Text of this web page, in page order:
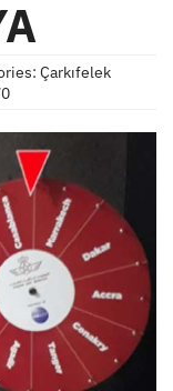
Çarkıfelek